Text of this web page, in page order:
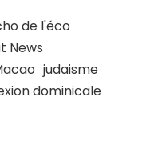
de l'éco
News
judaisme
dominicale